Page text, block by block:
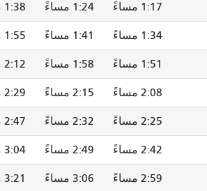
1:38 مساءً 1:47 مساءً
1:55 مساءً 2:04 مساءً
2:12 مساءً 2:21 مساءً
2:29 مساءً 2:38 مساءً
2:47 مساءً 2:56 مساءً
3:04 مساءً 3:13 مساءً
3:21 مساءً 3:30 مساءً